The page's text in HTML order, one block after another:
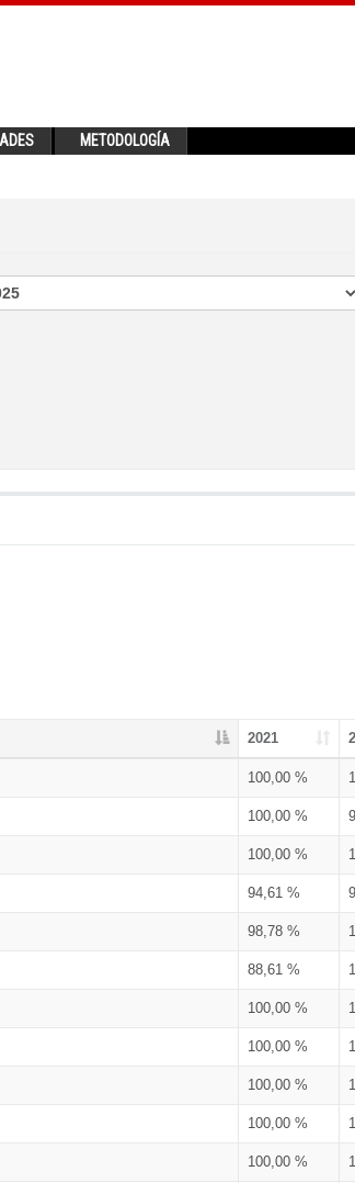
METODOLOGÍA
2021
100,00 %
100,00 %
100,00 %
94,61 %
98,78 %
88,61 %
100,00 %
100,00 %
100,00 %
100,00 %
100,00 %